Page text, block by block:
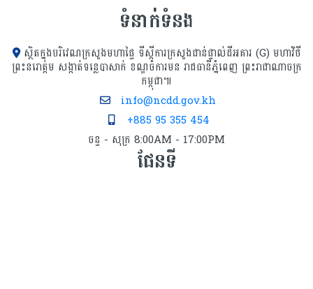
ទំនាក់ទំនង
ស្ថិតក្នុងបរិវេណក្រសួងមហាផ្ទៃ ទីស្ដីការក្រសួង​ជាន់ផ្ទាល់ដីអគារ (G) មហាវិថី
ព្រះនរោត្តម សង្កាត់ទន្លេបាសាក់ ខណ្ឌចំការមន រាជធានីភ្នំពេញ ព្រះរាជាណាចក្រ
កម្ពុជា៕
info@ncdd.gov.kh
+885 95 355 454
ចន្ទ - សុក្រ 8:00AM - 17:00PM
ផែនទី